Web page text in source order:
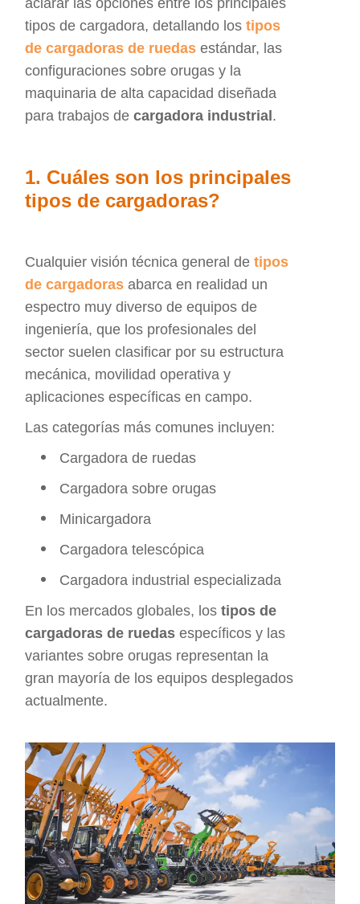
tipos de cargadora, detallando lostipos
de cargadoras de ruedas estándar, las
configuraciones sobre orugas y la
maquinaria de alta capacidad diseñada
para trabajos decargadora industrial.
1. Cuáles son los principales
tipos de cargadoras?
Cualquier visión técnica general detipos
de cargadoras abarca en realidad un
espectro muy diverso de equipos de
ingeniería, que los profesionales del
sector suelen clasificar por su estructura
mecánica, movilidad operativa y
aplicaciones específicas en campo.
Las categorías más comunes incluyen:
Cargadora de ruedas
Cargadora sobre orugas
Minicargadora
Cargadora telescópica
Cargadora industrial especializada
En los mercados globales, lostipos de
cargadoras de ruedas específicos y las
variantes sobre orugas representan la
gran mayoría de los equipos desplegados
actualmente.